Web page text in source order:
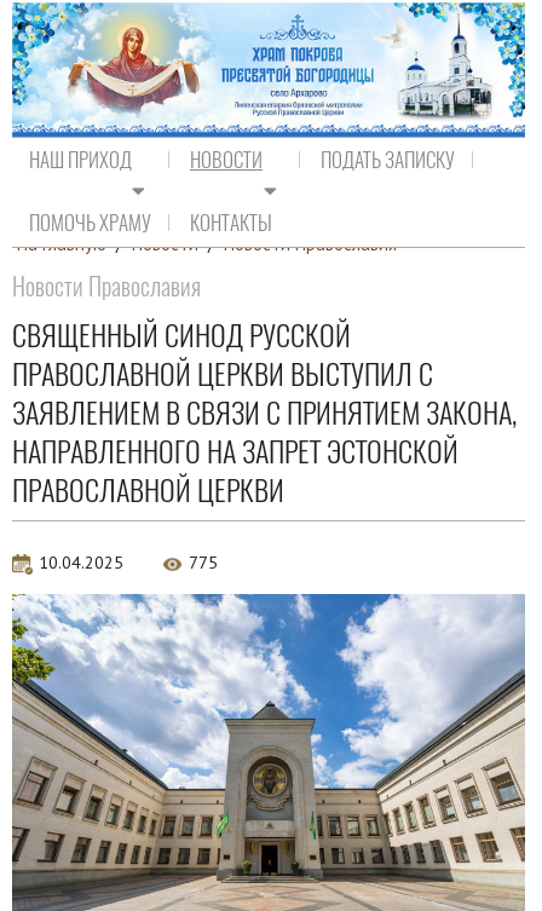
НАШ ПРИХОД НОВОСТИ ПОДАТЬ ЗАПИСКУ
ПОМОЧЬ ХРАМУ КОНТАКТЫ
На главную / Новости / Новости Православия
Новости Православия
СВЯЩЕННЫЙ СИНОД РУССКОЙ
ПРАВОСЛАВНОЙ ЦЕРКВИ ВЫСТУПИЛ С
ЗАЯВЛЕНИЕМ В СВЯЗИ С ПРИНЯТИЕМ ЗАКОНА,
НАПРАВЛЕННОГО НА ЗАПРЕТ ЭСТОНСКОЙ
ПРАВОСЛАВНОЙ ЦЕРКВИ
10.04.2025 775